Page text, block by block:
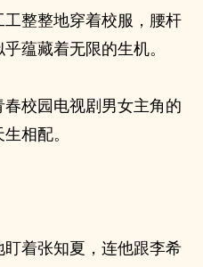
整整地穿着校服，腰杆
蕴藏着无限的生机。
校园电视剧男女主角的
相配。
着张知夏，连他跟李希